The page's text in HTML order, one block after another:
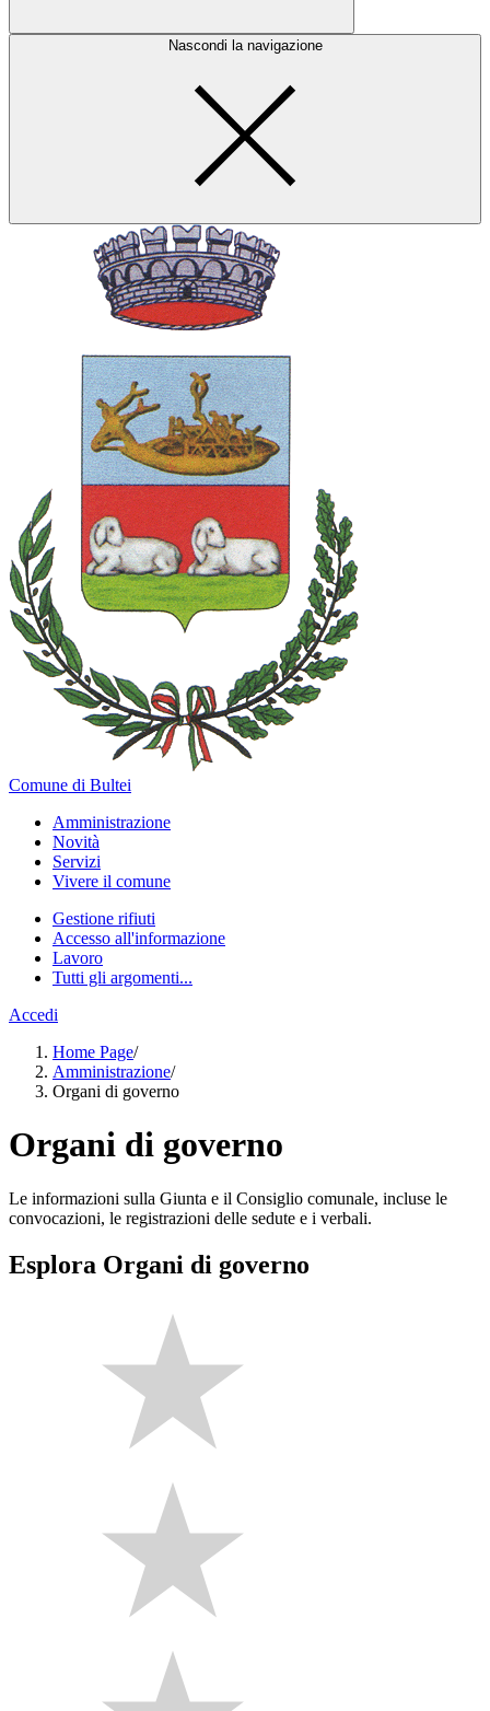
Nascondi la navigazione
Comune di Bultei
Amministrazione
Novità
Servizi
Vivere il comune
Gestione rifiuti
Accesso all'informazione
Lavoro
Tutti gli argomenti...
Accedi
Home Page/
Amministrazione/
Organi di governo
Organi di governo
Le informazioni sulla Giunta e il Consiglio comunale, incluse le
convocazioni, le registrazioni delle sedute e i verbali.
Esplora Organi di governo